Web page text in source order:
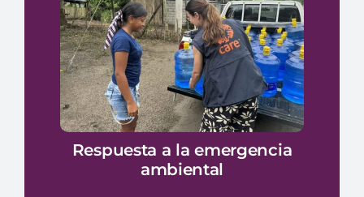
Respuesta a la emergencia
ambiental